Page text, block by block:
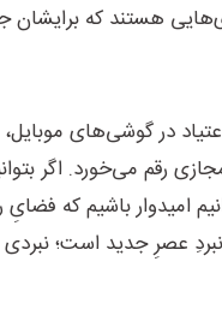
هستند که برایشان
در گوشی‌های
رقم می‌خورد. اگر
امیدوار باشیم که
عصرِ جدید است؛ نبردی